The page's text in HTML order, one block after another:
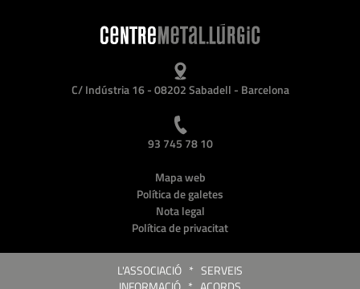
C/ Indústria 16 - 08202 Sabadell - Barcelona
93 745 78 10
Mapa web
Política de galetes
Nota legal
Política de privacitat
L'ASSOCIACIÓ * SERVEIS